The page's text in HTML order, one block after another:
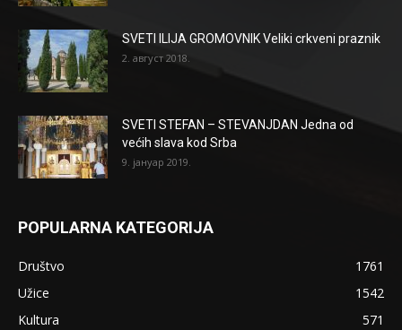
SVETI ILIJA GROMOVNIK Veliki crkveni praznik
2. август 2018.
SVETI STEFAN – STEVANJDAN Jedna od
većih slava kod Srba
9. јануар 2019.
POPULARNA KATEGORIJA
Društvo
1761
Užice
1542
Kultura
571